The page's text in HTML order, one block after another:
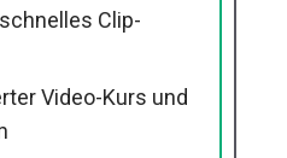
Clip-
Video-Kurs und